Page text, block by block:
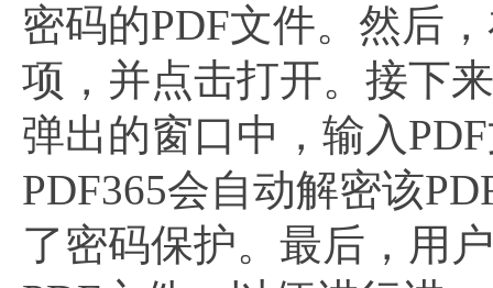
密码的PDF文件。然后
项，并点击打开。接下
弹出的窗口中，输入
PDF365会自动解密该
了密码保护。最后，用